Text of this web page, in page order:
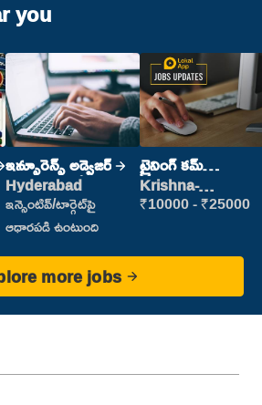
you
ఇన్సూరెన్స్ అడ్వైజర్
Hyderabad
ఇన్సెంటివ్/టార్గెట్‌పై
ఆధారపడి ఉంటుంది
ట్రైనింగ్ కమ్
ప్లేస్‌మెంట్
Krishna-
vijayawada
₹10000 - ₹25000
more jobs